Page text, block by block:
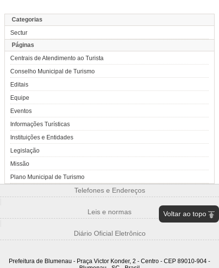
Categorias
Sectur
Páginas
Centrais de Atendimento ao Turista
Conselho Municipal de Turismo
Editais
Equipe
Eventos
Informações Turísticas
Instituições e Entidades
Legislação
Missão
Plano Municipal de Turismo
Telefones e Endereços
Leis e normas
Diário Oficial Eletrônico
Voltar ao topo
Prefeitura de Blumenau - Praça Victor Konder, 2 - Centro - CEP 89010-904 -